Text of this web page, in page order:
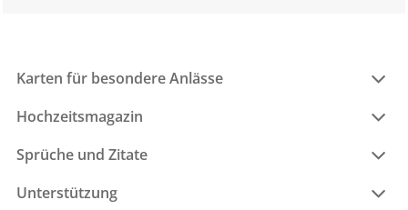
Karten für besondere Anlässe
Hochzeitsmagazin
Sprüche und Zitate
Unterstützung